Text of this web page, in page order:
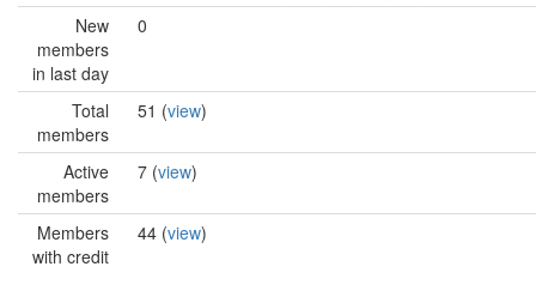
New
members
in last day
0
Total
members
51 (view)
Active
members
7 (view)
Members
with credit
44 (view)